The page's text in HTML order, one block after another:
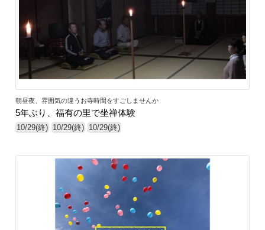
朝昼夜、雰囲気の違うお寺時間をすごしませんか
5年ぶり、福有の里で坐禅体験
10/29(終) 10/29(終) 10/29(終)